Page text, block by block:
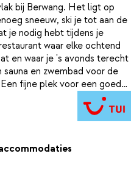
bij Berwang. Het ligt op
sneeuw, ski je tot aan de
je nodig hebt tijdens je
waar elke ochtend
en waar je 's avonds terecht
en zwembad voor de
fijne plek voor een goede
want op de grote kamers is
en 2 kinderen. Je eet er
barst het er van de